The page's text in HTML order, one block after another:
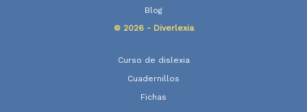
Blog
© 2026 - Diverlexia
Curso de dislexia
Cuadernillos
Fichas